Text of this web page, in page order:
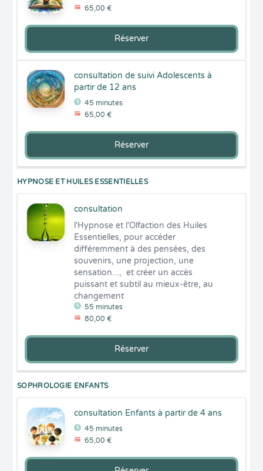
65,00 €
Réserver
consultation de suivi Adolescents à
partir de 12 ans
45 minutes
65,00 €
Réserver
HYPNOSE ET HUILES ESSENTIELLES
consultation
55 minutes
80,00 €
l'Hypnose et l'Olfaction des Huiles
Essentielles, pour accéder
différemment à des pensées, des
souvenirs, une projection, une
sensation...,  et créer un accès
puissant et subtil au mieux-être, au
changement
Réserver
SOPHROLOGIE ENFANTS
consultation Enfants à partir de 4 ans
45 minutes
65,00 €